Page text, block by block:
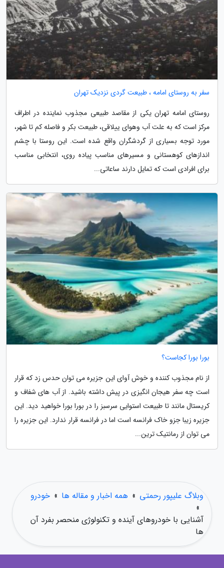
سفر به روستای امامه ، طبیعت گردی نزدیک تهران
روستای امامه تهران یکی از مقاصد طبیعی مجذوب نماینده در اطراف
مرکز است که به علت آب وهوای ییلاقی، طبیعت بکر و فاصله کم تا شهر،
مورد توجه بسیاری از گردشگران واقع شده است. این روستا با چشم
اندازهای کوهستانی و مسیرهای مناسب پیاده روی، انتخابی مناسب
برای افرادی است که تمایل دارند ساعاتی...
بورا بورا کجاست؟
از نام مجذوب کننده و خوش آوای این جزیره می توان حدس زد که قرار
است چه سفر هیجان انگیزی در پیش داشته باشید. از آب های شفاف و
کریستال مانند تا طبیعت استوایی سرسبز را در بورا بورا خواهید دید. این
جزیره زیبا جزو خاک فرانسه است اما در فرانسه قرار ندارد. این جزیره را
می توان از رمانتیک ترین...
وبلاگ علیپور رحمتی » همه اخبار و مقاله ها » خودرو
»
آشنایی با خودروهای آینده و تکنولوژی منحصر بفرد آن
ها